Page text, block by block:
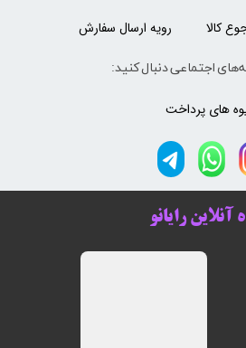
آنلاین رایانو
اجتماعی دنبال کنید:
رویه ارسال سفارش
های پرداخت
کالا